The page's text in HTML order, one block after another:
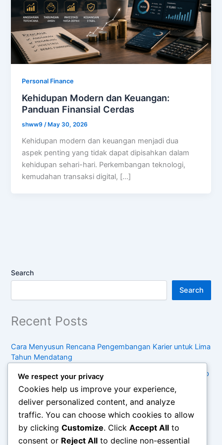
Personal Finance
Kehidupan Modern dan Keuangan:
Panduan Finansial Cerdas
shww9/ May 30, 2026
Kehidupan modern dan keuangan menjadi dua
aspek penting yang tidak dapat dipisahkan dalam
kehidupan sehari-hari. Perkembangan teknologi,
kemudahan transaksi digital, […]
Search
Search
Recent Posts
Cara Menyusun Rencana Pengembangan Karier untuk Lima
Tahun Mendatang
Kebiasaan Sederhana untuk Menjaga Keseimbangan Hidup
di Tengah Kesibukan
Pentingnya Konsumsi Sadar dalam Menghadapi Tren
Belanja Modern
Cara Mengelola Waktu Antara Pekerjaan, Keluarga, dan
Waktu Pribadi secara Efektif
We respect your privacy
Cookies help us improve your experience,
deliver personalized content, and analyze
traffic. You can choose which cookies to allow
by clicking Customize. Click Accept All to
consent or Reject All to decline non-essential